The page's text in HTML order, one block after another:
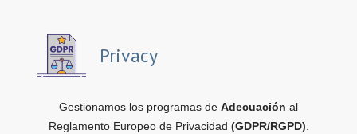
Privacy
Gestionamos los programas de Adecuación al
Reglamento Europeo de Privacidad (GDPR/RGPD)